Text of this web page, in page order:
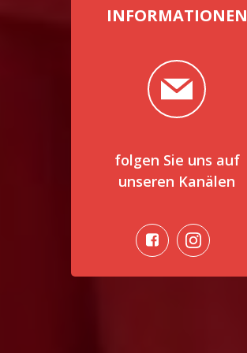
INFORMATIONEN
folgen Sie uns auf
unseren Kanälen